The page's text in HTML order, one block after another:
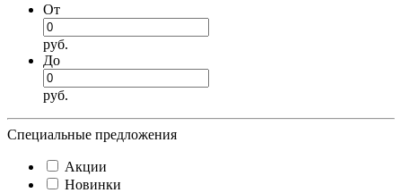
От
руб.
До
руб.
Специальные предложения
Акции
Новинки